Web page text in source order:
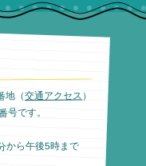
地（交通アクセス ）
です。
から午後5時まで